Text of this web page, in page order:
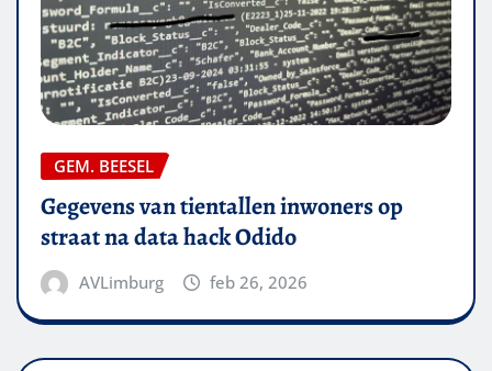
GEM. BEESEL
Gegevens van tientallen inwoners op
straat na data hack Odido
AVLimburg feb 26, 2026